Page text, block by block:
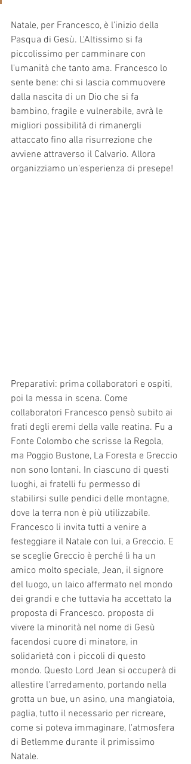
Natale, per Francesco, è l'inizio della
Pasqua di Gesù. L'Altissimo si fa
piccolissimo per camminare con
l'umanità che tanto ama. Francesco lo
sente bene: chi si lascia commuovere
dalla nascita di un Dio che si fa
bambino, fragile e vulnerabile, avrà le
migliori possibilità di rimanergli
attaccato fino alla risurrezione che
avviene attraverso il Calvario. Allora
organizziamo un'esperienza di presepe!
Preparativi: prima collaboratori e ospiti,
poi la messa in scena. Come
collaboratori Francesco pensò subito ai
frati degli eremi della valle reatina. Fu a
Fonte Colombo che scrisse la Regola,
ma Poggio Bustone, La Foresta e Greccio
non sono lontani. In ciascuno di questi
luoghi, ai fratelli fu permesso di
stabilirsi sulle pendici delle montagne,
dove la terra non è più utilizzabile.
Francesco li invita tutti a venire a
festeggiare il Natale con lui, a Greccio. E
se sceglie Greccio è perché lì ha un
amico molto speciale, Jean, il signore
del luogo, un laico affermato nel mondo
dei grandi e che tuttavia ha accettato la
proposta di Francesco. proposta di
vivere la minorità nel nome di Gesù
facendosi cuore di minatore, in
solidarietà con i piccoli di questo
mondo. Questo Lord Jean si occuperà di
allestire l'arredamento, portando nella
grotta un bue, un asino, una mangiatoia,
paglia, tutto il necessario per ricreare,
come si poteva immaginare, l'atmosfera
di Betlemme durante il primissimo
Natale.